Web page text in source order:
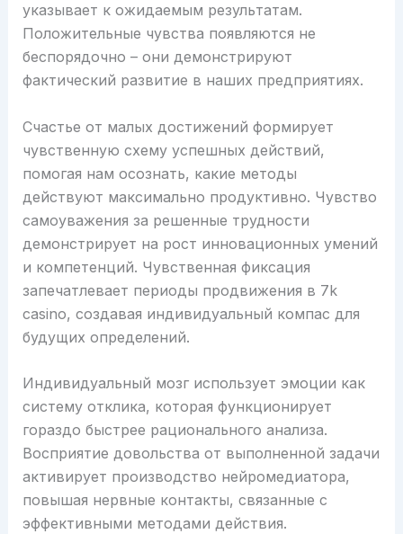
указывает к ожидаемым результатам.
Положительные чувства появляются не
беспорядочно – они демонстрируют
фактический развитие в наших предприятиях.
Счастье от малых достижений формирует
чувственную схему успешных действий,
помогая нам осознать, какие методы
действуют максимально продуктивно. Чувство
самоуважения за решенные трудности
демонстрирует на рост инновационных умений
и компетенций. Чувственная фиксация
запечатлевает периоды продвижения в 7k
casino, создавая индивидуальный компас для
будущих определений.
Индивидуальный мозг использует эмоции как
систему отклика, которая функционирует
гораздо быстрее рационального анализа.
Восприятие довольства от выполненной задачи
активирует производство нейромедиатора,
повышая нервные контакты, связанные с
эффективными методами действия.